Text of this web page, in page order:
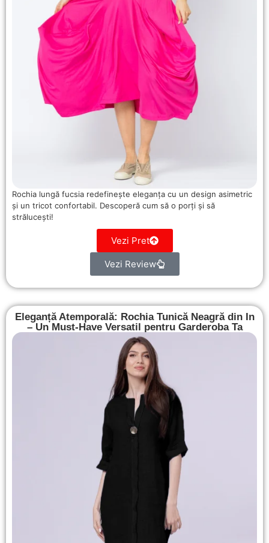
Rochia lungă fucsia redefinește eleganța cu un design asimetric
și un tricot confortabil. Descoperă cum să o porți și să
strălucești!
Vezi Pret
Vezi Review
Eleganță Atemporală: Rochia Tunică Neagră din In
– Un Must-Have Versatil pentru Garderoba Ta